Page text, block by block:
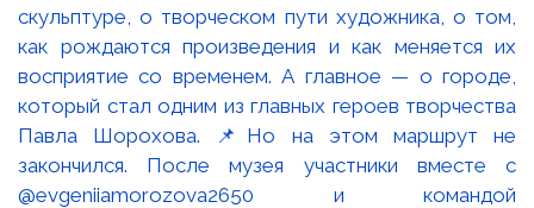
скульптуре, о творческом пути художника, о том,
как рождаются произведения и как меняется их
восприятие со временем. А главное — о городе,
который стал одним из главных героев творчества
Павла Шорохова. 📌Но на этом маршрут не
закончился. После музея участники вместе с
@evgeniiamorozova2650 и командой